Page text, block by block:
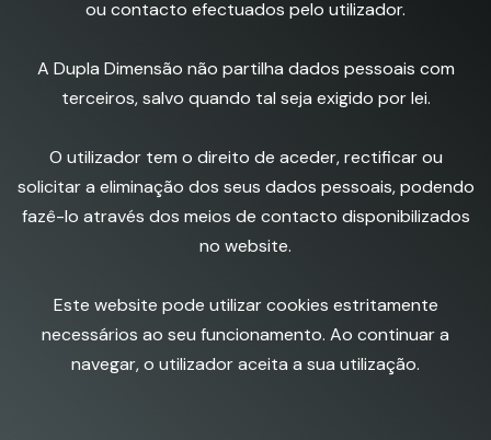
ou contacto efectuados pelo utilizador.
A Dupla Dimensão não partilha dados pessoais com
terceiros, salvo quando tal seja exigido por lei.
O utilizador tem o direito de aceder, rectificar ou
solicitar a eliminação dos seus dados pessoais, podendo
fazê-lo através dos meios de contacto disponibilizados
no website.
Este website pode utilizar cookies estritamente
necessários ao seu funcionamento. Ao continuar a
navegar, o utilizador aceita a sua utilização.